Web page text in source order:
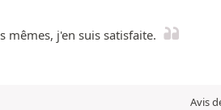
mêmes, j'en suis satisfaite.
Avis